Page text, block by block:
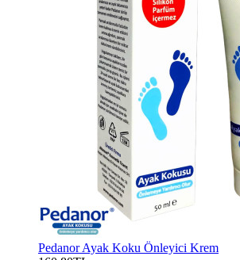
Pedanor Ayak Koku Önleyici Krem